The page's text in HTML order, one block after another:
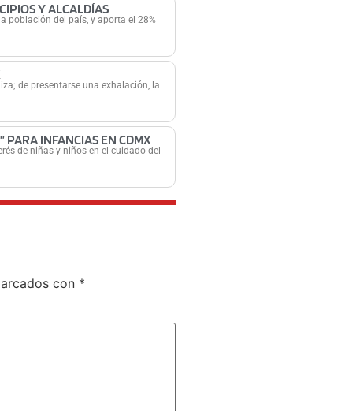
Y ALCALDÍAS
población del país, y aporta el 28%
de presentarse una exhalación, la
PARA INFANCIAS EN CDMX
de niñas y niños en el cuidado del
con *